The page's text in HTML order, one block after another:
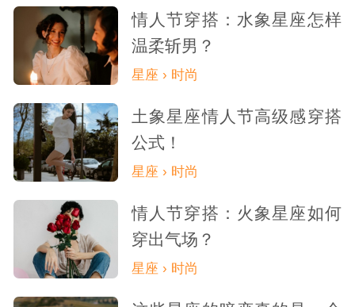
情人节穿搭：水象星座怎样
温柔斩男？
星座 › 时尚
土象星座情人节高级感穿搭
公式！
星座 › 时尚
情人节穿搭：火象星座如何
穿出气场？
星座 › 时尚